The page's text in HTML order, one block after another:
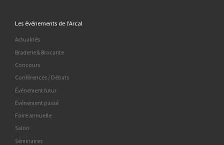
Les événements de l’Arcal
Actualités
Braderie & Brocante
Concours
Conférences / Débats
Événement futur
Événement passé
Foire annuelle
Salon
Séminaires